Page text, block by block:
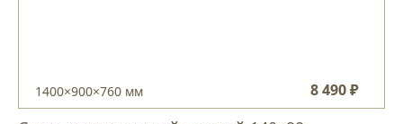
1400×900×760 мм 8 490 ₽